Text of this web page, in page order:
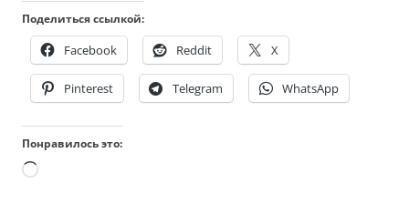
Поделиться ссылкой:
Facebook Reddit X
Pinterest Telegram WhatsApp
Понравилось это:
Загрузка…